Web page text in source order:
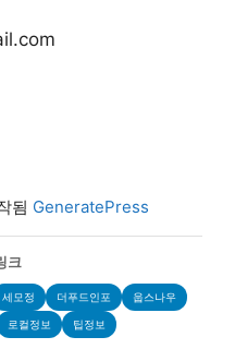
됨 GeneratePress
크
세모정 더푸드인포 웁스나우
로컬정보 팁정보